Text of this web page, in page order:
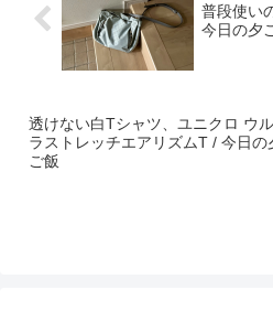
普段使い
今日の夕
透けない白Tシャツ、ユニクロ ウ
ラストレッチエアリズムT / 今日の夕
ご飯